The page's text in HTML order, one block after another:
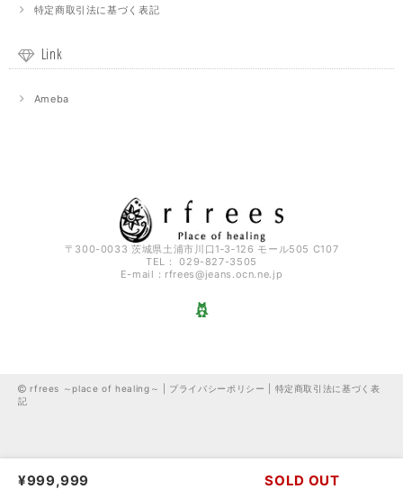
特定商取引法に基づく表記
Link
Ameba
〒300-0033 茨城県土浦市川口1‐3‐126 モール505 C107
TEL： 029-827-3505
E-mail： rfrees@jeans.ocn.ne.jp
rfrees ～place of healing～ | プライバシーポリシー
特定商取引法に基づく表
記
¥999,999 SOLD OUT